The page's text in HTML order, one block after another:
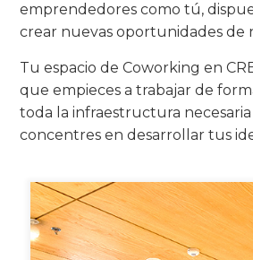
emprendedores como tú,
crear nuevas oportunidades de
Tu espacio de Coworking en
que empieces a trabajar de
toda la infraestructura
concentres en desarrollar ​tus